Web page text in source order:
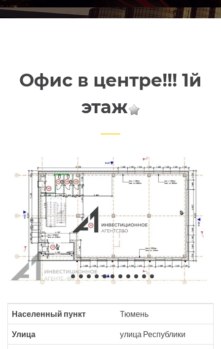
Офис в центре!!! 1й
этаж
Населенный пункт Тюмень
Улица улица Республики